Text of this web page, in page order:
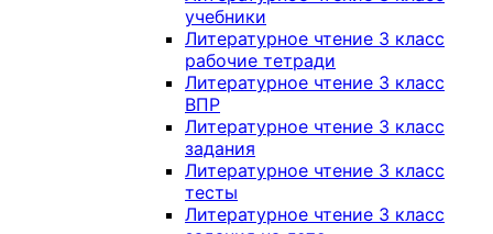
учебники
Литературное чтение 3 класс
рабочие тетради
Литературное чтение 3 класс
ВПР
Литературное чтение 3 класс
задания
Литературное чтение 3 класс
тесты
Литературное чтение 3 класс